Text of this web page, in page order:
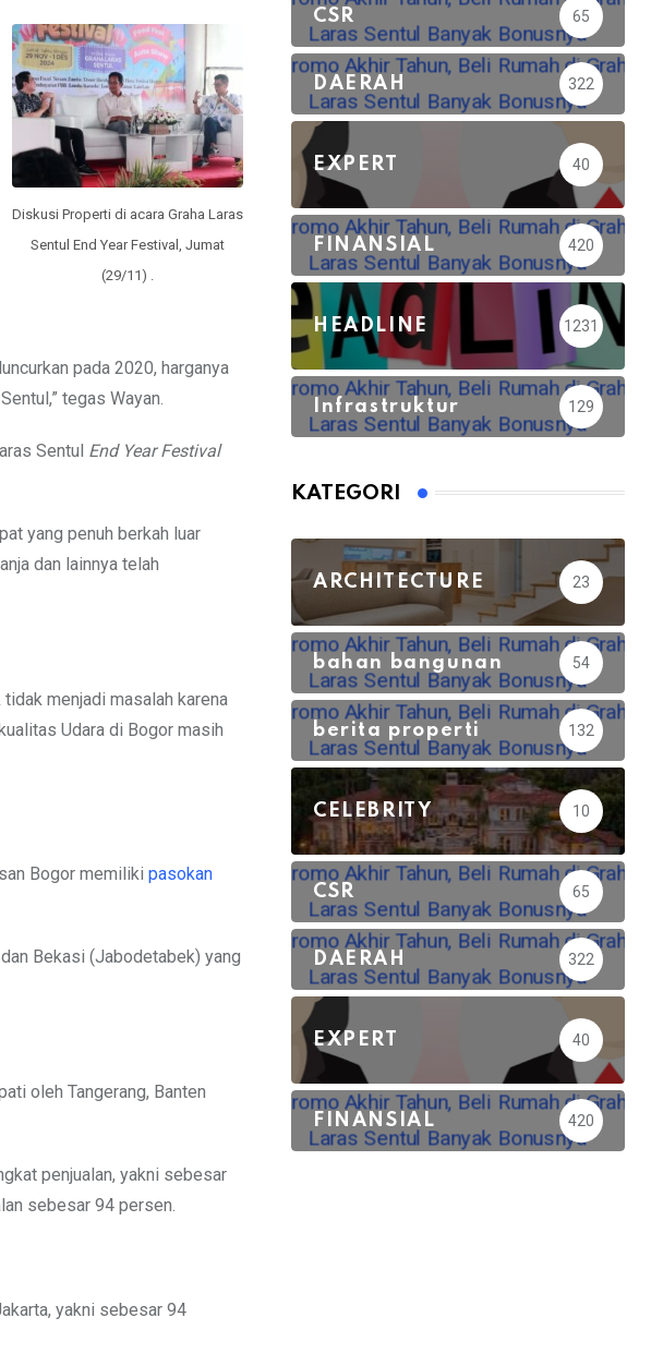
Diskusi Properti di acara Graha Laras
Sentul End Year Festival, Jumat
(29/11) .
pada 2020, harganya
tegas Wayan.
Sentul End Year Festival
yang penuh berkah luar
dan lainnya telah
menjadi masalah karena
Udara di Bogor masih
Bogor memiliki pasokan
Bekasi (Jabodetabek) yang
oleh Tangerang, Banten
penjualan, yakni sebesar
sebesar 94 persen.
yakni sebesar 94
CSR 65
DAERAH 322
EXPERT 40
FINANSIAL 420
HEADLINE 1231
Infrastruktur 129
KATEGORI
ARCHITECTURE 23
bahan bangunan 54
berita properti 132
CELEBRITY 10
CSR 65
DAERAH 322
EXPERT 40
FINANSIAL 420